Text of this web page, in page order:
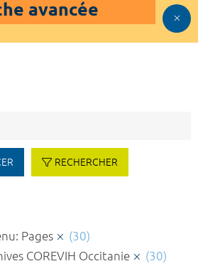
avancée
RECHERCHER
Pages
(30)
COREVIH Occitanie
(30)